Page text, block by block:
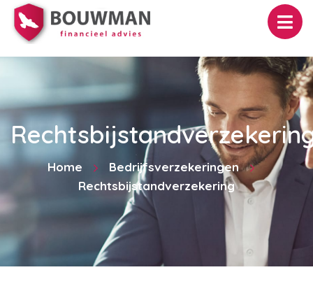
Home
Bedrijfsverzekeringen
Rechtsbijstandverzekering